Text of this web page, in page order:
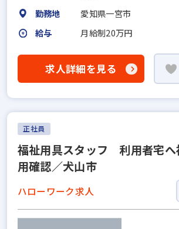
勤務地
愛知県一宮市
給与
月給制20万円
求人詳細を見る
正社員
福祉用具スタッフ 利用者宅へ
用確認／犬山市
ハローワーク求人